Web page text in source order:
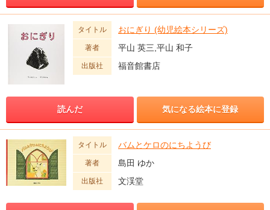
タイトル おにぎり (幼児絵本シリーズ)
著者 平山 英三,平山 和子
出版社 福音館書店
読んだ 気になる絵本に登録
タイトル バムとケロのにちようび
著者 島田 ゆか
出版社 文渓堂